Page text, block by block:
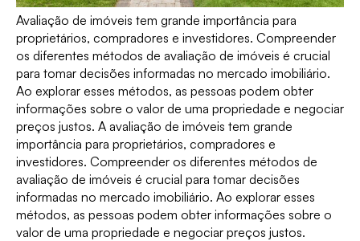
Avaliação de imóveis tem grande importância para
proprietários, compradores e investidores. Compreender
os diferentes métodos de avaliação de imóveis é crucial
para tomar decisões informadas no mercado imobiliário.
Ao explorar esses métodos, as pessoas podem obter
informações sobre o valor de uma propriedade e negociar
preços justos. A avaliação de imóveis tem grande
importância para proprietários, compradores e
investidores. Compreender os diferentes métodos de
avaliação de imóveis é crucial para tomar decisões
informadas no mercado imobiliário. Ao explorar esses
métodos, as pessoas podem obter informações sobre o
valor de uma propriedade e negociar preços justos.